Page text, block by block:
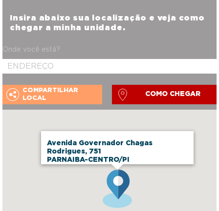
Avenida Governador Chagas
Rodrigues, 751
PARNAIBA-CENTRO/PI
Insira abaixo sua localização e veja como
chegar a minha unidade.
Onde você está?
COMPARTILHAR
LOCAL
COMO CHEGAR